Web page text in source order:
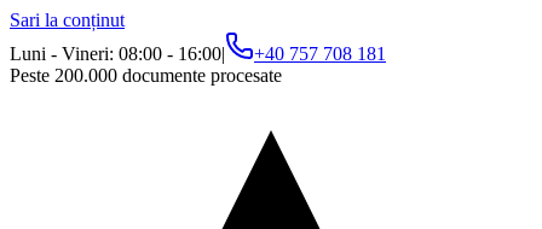
Sari la conținut
Luni - Vineri: 08:00 - 16:00|
+40 757 708 181
Peste 200.000 documente procesate